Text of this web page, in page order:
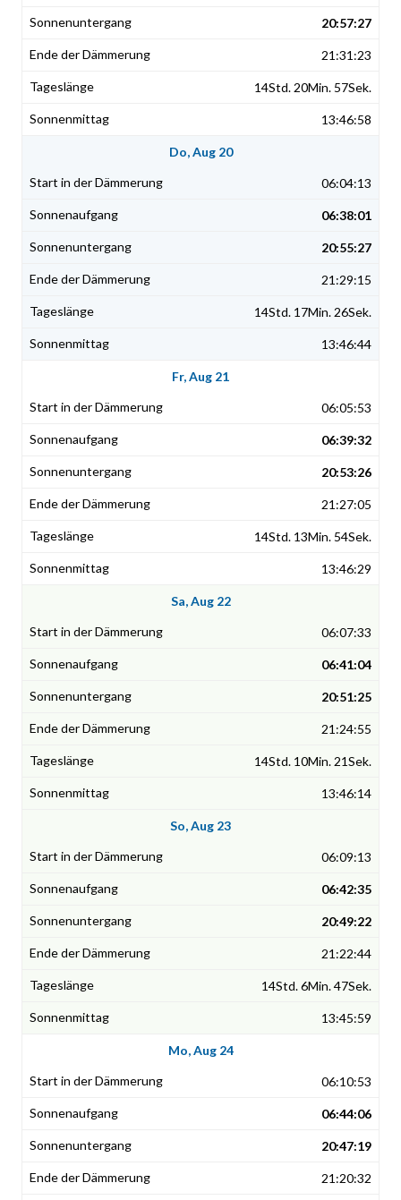
20:57:27
21:31:23
14Std. 20Min. 57Sek.
13:46:58
Do, Aug 20
06:04:13
06:38:01
20:55:27
21:29:15
14Std. 17Min. 26Sek.
13:46:44
Fr, Aug 21
06:05:53
06:39:32
20:53:26
21:27:05
14Std. 13Min. 54Sek.
13:46:29
Sa, Aug 22
06:07:33
06:41:04
20:51:25
21:24:55
14Std. 10Min. 21Sek.
13:46:14
So, Aug 23
06:09:13
06:42:35
20:49:22
21:22:44
14Std. 6Min. 47Sek.
13:45:59
Mo, Aug 24
06:10:53
06:44:06
20:47:19
21:20:32